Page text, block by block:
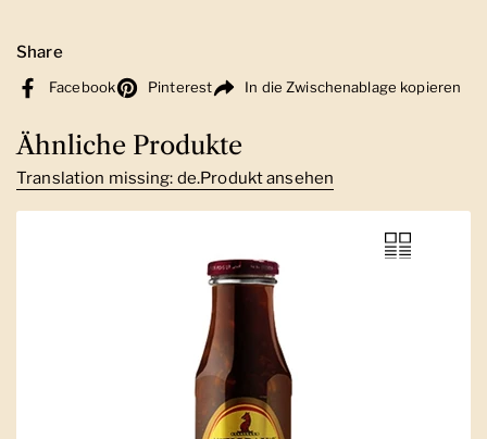
Share
Facebook Pinterest In die Zwischenablage kopieren
Ähnliche Produkte
Translation missing: de.Produkt ansehen